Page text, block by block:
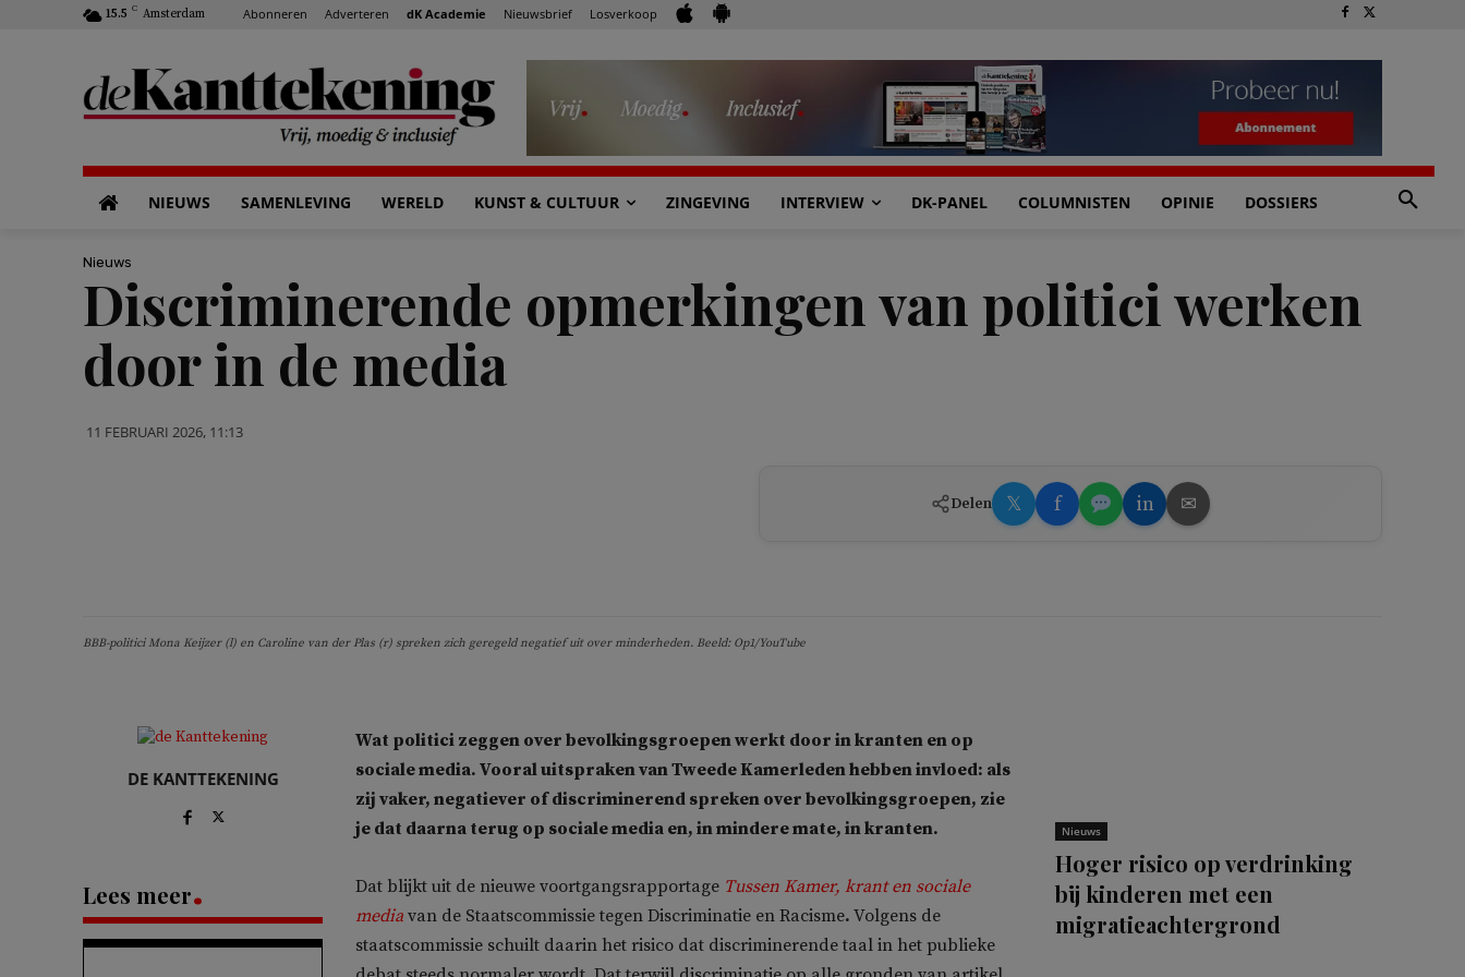
15.5 C Amsterdam Abonneren Adverteren dK Academie Nieuwsbrief Losverkoop
NIEUWS SAMENLEVING WERELD KUNST & CULTUUR ZINGEVING INTERVIEW DK-PANEL COLUMNISTEN OPINIE DOSSIERS
Nieuws
Discriminerende opmerkingen van politici werken
door in de media
11 FEBRUARI 2026, 11:13
Delen 𝕏 f in ✉
BBB-politici Mona Keijzer (l) en Caroline van der Plas (r) spreken zich geregeld negatief uit over minderheden. Beeld: Op1/YouTube
DE KANTTEKENING
Lees meer
Wat politici zeggen over bevolkingsgroepen werkt door in kranten en op
sociale media. Vooral uitspraken van Tweede Kamerleden hebben invloed: als
zij vaker, negatiever of discriminerend spreken over bevolkingsgroepen, zie
je dat daarna terug op sociale media en, in mindere mate, in kranten.
Dat blijkt uit de nieuwe voortgangsrapportage Tussen Kamer, krant en sociale
media van de Staatscommissie tegen Discriminatie en Racisme. Volgens de
staatscommissie schuilt daarin het risico dat discriminerende taal in het publieke
Nieuws
Hoger risico op verdrinking
bij kinderen met een
migratieachtergrond